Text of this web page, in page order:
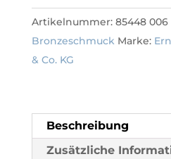
5
x
11
cm
Artikelnummer: 85448 006
Bronzeschmuck Marke:
& Co. KG
Beschreibung
Zusätzliche